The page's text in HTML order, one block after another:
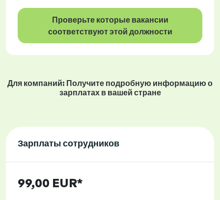
Проверьте которые вакансии
соответствуют этой должности
Для компаний: Получите подробную информацию о
зарплатах в вашей стране
Зарплаты сотрудников
99,00 EUR*